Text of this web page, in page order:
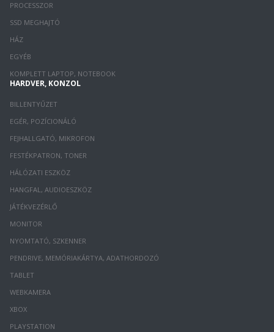
PROCESSZOR
SSD MEGHAJTÓ
HÁZ
EGYÉB
KOMPLETT LAPTOP, NOTEBOOK
HARDVER, KONZOL
BILLENTYŰZET
EGÉR, POZÍCIONÁLÓ
FEJHALLGATÓ, MIKROFON
FESTÉKPATRON, TONER
HÁLÓZATI ESZKÖZ
HANGFAL, AUDIOESZKÖZ
JÁTÉKVEZÉRLŐ
MONITOR
NYOMTATÓ, SZKENNER
PENDRIVE, MEMÓRIAKÁRTYA, ADATHORDOZÓ
TABLET
WEBKAMERA
XBOX
PLAYSTATION